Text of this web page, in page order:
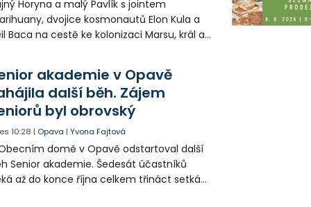
Horyna a malý Pavlík s jointem
dvojice kosmonautů Elon Kula a
Baca na cestě ke kolonizaci Marsu, král a
a místostarosta David Kula.
akademie v Opavě
další běh. Zájem
byl obrovský
10:28 | Opava |Yvona Fajtová
domě v Opavě odstartoval další
Senior akademie. Šedesát účastníků
až do konce října celkem třináct setkání